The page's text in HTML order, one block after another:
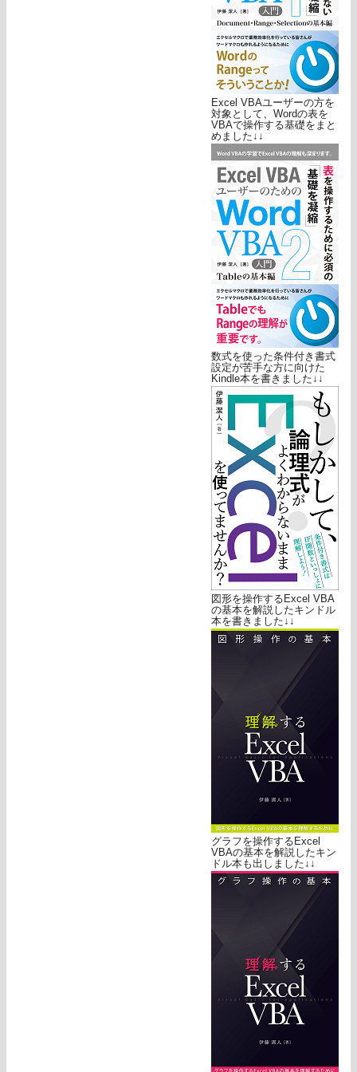
Excel VBAユーザーの方を
対象として、Wordの表を
VBAで操作する基礎をまと
めました↓↓
数式を使った条件付き書式
設定が苦手な方に向けた
Kindle本を書きました↓↓
図形を操作するExcel VBA
の基本を解説したキンドル
本を書きました↓↓
グラフを操作するExcel
VBAの基本を解説したキン
ドル本も出しました↓↓